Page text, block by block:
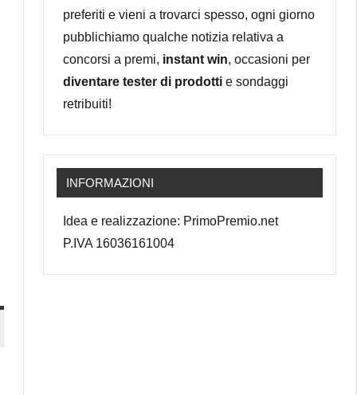
preferiti e vieni a trovarci spesso, ogni giorno
pubblichiamo qualche notizia relativa a
concorsi a premi, instant win, occasioni per
diventare tester di prodotti e sondaggi
retribuiti!
INFORMAZIONI
Idea e realizzazione: PrimoPremio.net
P.IVA 16036161004